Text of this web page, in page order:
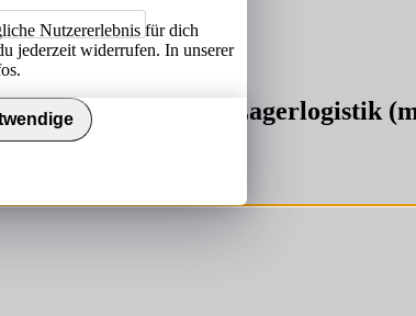
w/d) & Fachkraft Lagerlogistik
Nutzererlebnis für dich
jederzeit widerrufen. In unserer